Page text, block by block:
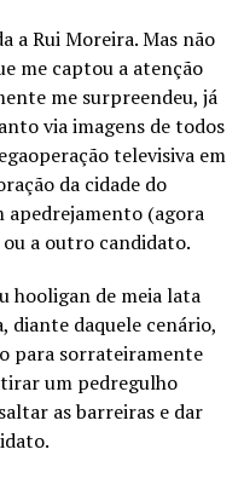
a Rui Moreira. Mas não
me captou a atenção
me surpreendeu, já
via imagens de todos
televisiva em
da cidade do
apedrejamento (agora
a outro candidato.
hooligan de meia lata
diante daquele cenário,
para sorrateiramente
um pedregulho
as barreiras e dar